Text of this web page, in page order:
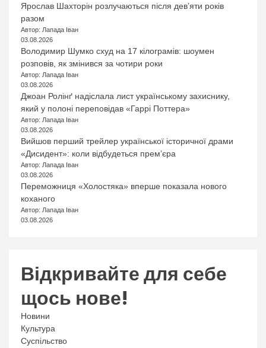
Ярослав Шахторін розлучаються після дев’яти років
разом
Автор: Лапада Іван
03.08.2026
Володимир Шумко схуд на 17 кілограмів: шоумен
розповів, як змінився за чотири роки
Автор: Лапада Іван
03.08.2026
Джоан Ролінґ надіслала лист українському захиснику,
який у полоні переповідав «Гаррі Поттера»
Автор: Лапада Іван
03.08.2026
Вийшов перший трейлер української історичної драми
«Дисидент»: коли відбудеться прем’єра
Автор: Лапада Іван
03.08.2026
Переможниця «Холостяка» вперше показала нового
коханого
Автор: Лапада Іван
03.08.2026
Відкривайте для себе
щось нове!
Новини
Культура
Суспільство